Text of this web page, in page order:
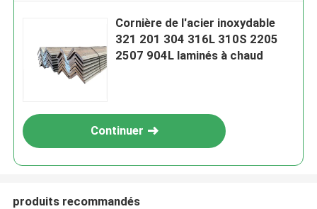
Cornière de l'acier inoxydable
321 201 304 316L 310S 2205
2507 904L laminés à chaud
Continuer
produits recommandés